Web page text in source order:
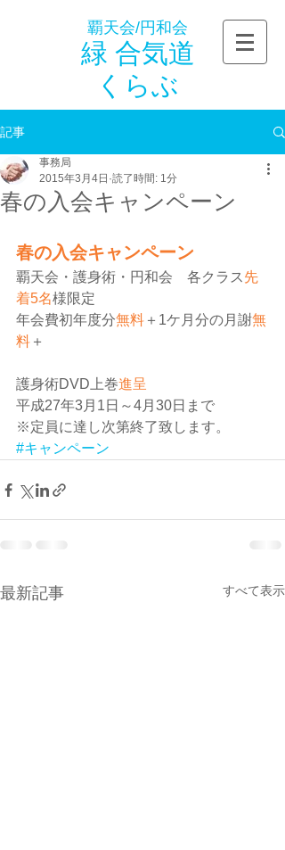
覇天会/円和会
緑 合気道
くらぶ
記事
春の入会キャンペーン
事務局
2015年3月4日 読了時間: 1分
春の入会キャンペーン
覇天会・護身術・円和会　各クラス 先
着5名様限定
年会費初年度分無料 ＋1ケ月分の月謝無
料 ＋
護身術DVD上巻進呈
平成27年3月1日～4月30日まで
※定員に達し次第終了致します。
#キャンペーン
最新記事 すべて表示